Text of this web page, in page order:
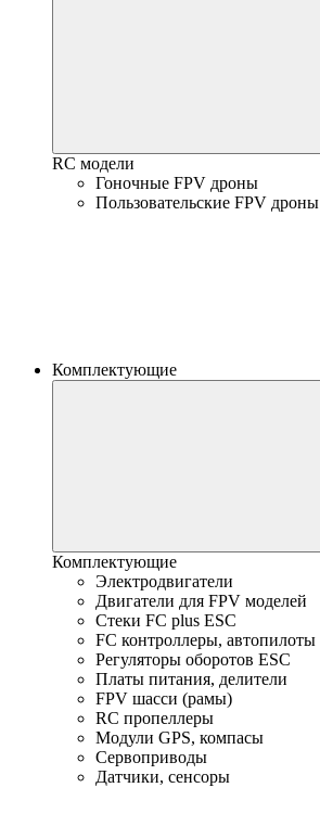
RC модели
Гоночные FPV дроны
Пользовательские FPV дроны
Комплектующие
Комплектующие
Электродвигатели
Двигатели для FPV моделей
Стеки FC plus ESC
FC контроллеры, автопилоты
Регуляторы оборотов ESC
Платы питания, делители
FPV шасси (рамы)
RC пропеллеры
Модули GPS, компасы
Сервоприводы
Датчики, сенсоры